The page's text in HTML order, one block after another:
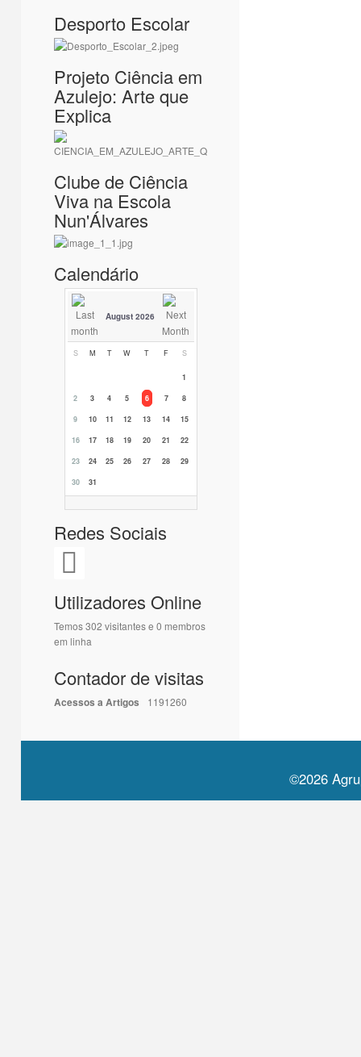
Desporto Escolar
Projeto Ciência em
Azulejo: Arte que
Explica
Clube de Ciência
Viva na Escola
Nun'Álvares
Calendário
August 2026
S M T W T F S
1
2
3 4 5 6 7
8
9
10 11 12 13 14
15
16
17 18 19 20 21
22
23
24 25 26 27 28
29
30
31
Redes Sociais
Utilizadores Online
Temos 302 visitantes e 0 membros
em linha
Contador de visitas
Acessos a Artigos 1191260
©2026